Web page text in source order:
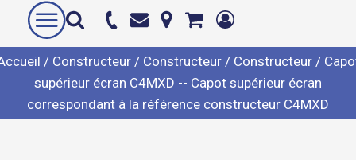
/ Constructeur/ Constructeur/ Constructeur/
supérieur écran C4MXD -- Capot supérieur écran
correspondant à la référence constructeur C4MXD